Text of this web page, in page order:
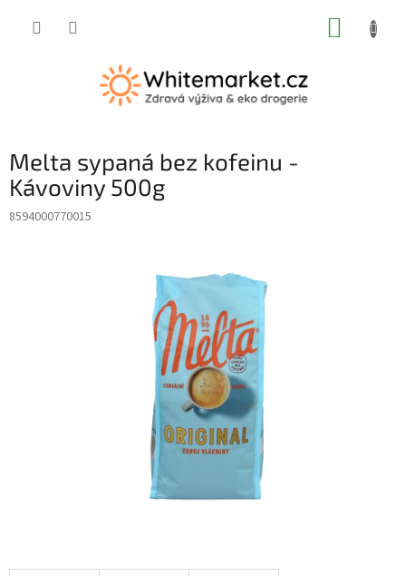
Melta sypaná bez kofeinu -
Kávoviny 500g
8594000770015